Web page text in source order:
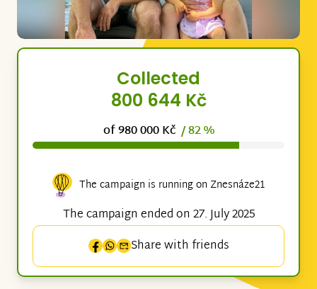
Collected
800 644 Kč
of 980 000 Kč / 82 %
The campaign is running on Znesnáze21
The campaign ended on 27. July 2025
Share with friends